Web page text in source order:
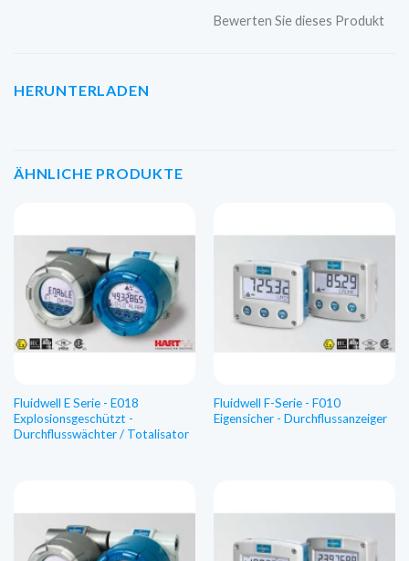
Bewerten Sie dieses Produkt
HERUNTERLADEN
ÄHNLICHE PRODUKTE
Fluidwell E Serie - E018
Explosionsgeschützt -
Durchflusswächter / Totalisator
Fluidwell F-Serie - F010
Eigensicher - Durchflussanzeiger